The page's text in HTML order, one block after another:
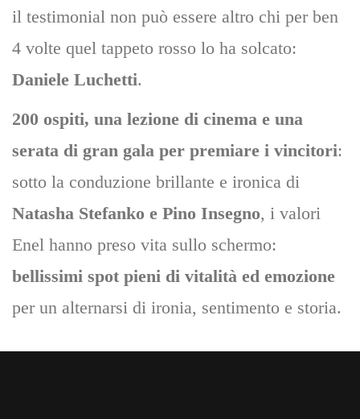
il testimonial non può essere altro chi per ben
4 volte quel tappeto rosso lo ha solcato:
Daniele Luchetti.
200 ospiti, una lezione di cinema e una
serata di gran gala per premiare i vincitori:
sotto la conduzione brillante e ironica di
Natasha Stefanko e Pino Insegno, i valori
Enel hanno preso vita sullo schermo:
bellissimi spot pieni di vitalità ed emozione
per un alternarsi di ironia, sentimento e storia.